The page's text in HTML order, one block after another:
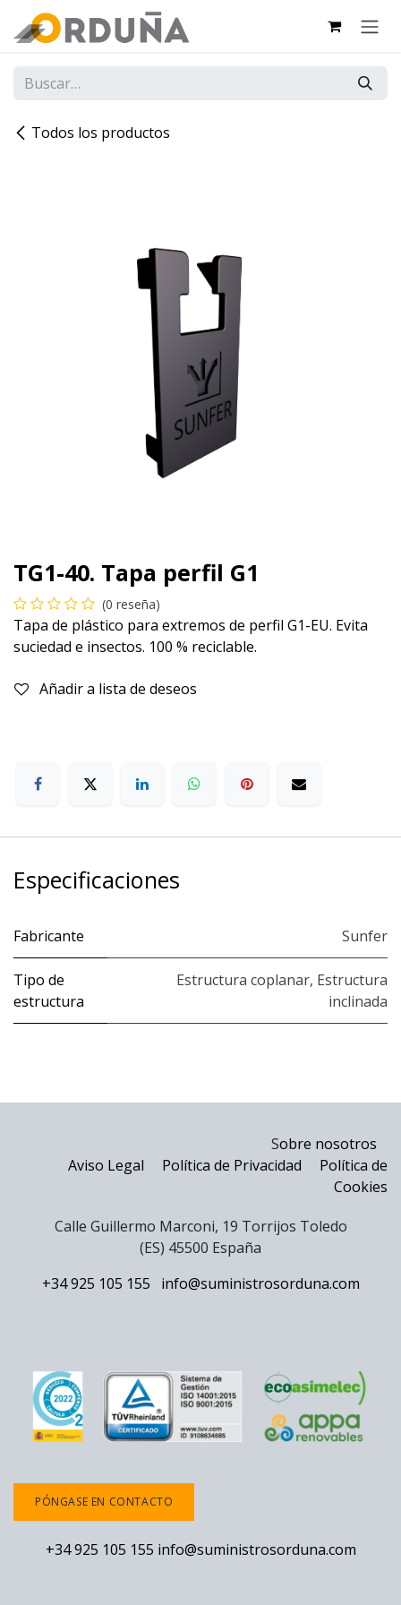
Todos los productos
TG1-40. Tapa perfil G1
(0 reseña)
Tapa de plástico para extremos de perfil G1-EU. Evita
suciedad e insectos. 100 % reciclable.
Añadir a lista de deseos
Especificaciones
Fabricante Sunfer
Tipo de
estructura
Estructura coplanar, Estructura
inclinada
Sobre nosotros
Aviso Legal
Política de Privacidad
Política de
Cookies
Calle Guillermo Marconi, 19 Torrijos Toledo
(ES) 45500 España
+34 925 105 155
info@suministrosorduna.com
PÓNGASE EN CONTACTO
+34 925 105 155 info@suministrosorduna.com